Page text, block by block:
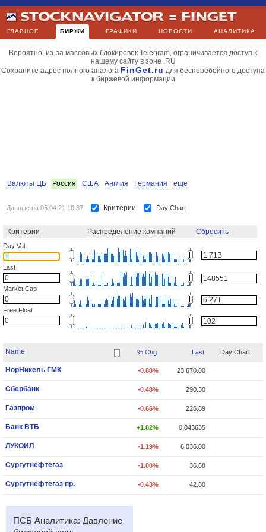
ГЛАВНОЕ БИРЖИ ГРАФИКИ НОВОСТИ АНАЛИТИКА
Вероятно, из-за массовых блокировок Telegram, ограничивается доступ к
нашему сайту в зоне .RU
Сохраните адрес полного аналога FinGet.ru для бесперебойного доступа
к биржевой информации
Валюты ЦБ Россия США Англия Германия еще
Данные на 05.04.21 10:37 Критерии Day Chart
Критерии Распределение компаний Сбросить
Day Val
Last
Market Cap
Free Float
Name % Chg Last Day Chart
НорНикель ГМК -0.80% 23 670.00
Сбербанк -0.48% 290.30
Газпром -0.66% 226.89
Банк ВТБ +1.82% 0.043635
ЛУКОЙЛ -1.19% 6 036.00
Сургутнефтегаз -1.00% 36.68
Сургутнефтегаз пр. -0.43% 42.80
ПСБ Аналитика: Давление